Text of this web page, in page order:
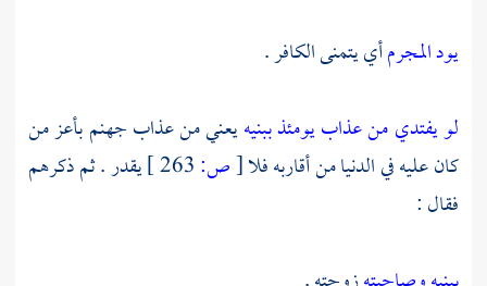
يود المجرمأي يتمنى الكافر .
لو يفتدي من عذاب يومئذ ببنيهيعني من عذاب جهنم بأعز من
كان عليه في الدنيا من أقاربه فلا[ص:
يقدر . ثم ذكرهم
فقال :